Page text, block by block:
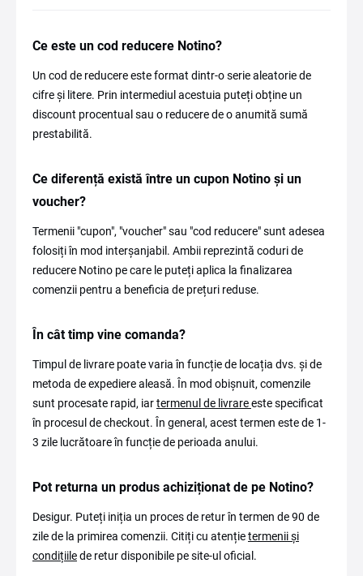
Ce este un cod reducere Notino?
Un cod de reducere este format dintr-o serie aleatorie de
cifre și litere. Prin intermediul acestuia puteți obține un
discount procentual sau o reducere de o anumită sumă
prestabilită.
Ce diferență există între un cupon Notino și un
voucher?
Termenii "cupon", "voucher" sau "cod reducere" sunt adesea
folosiți în mod interșanjabil. Ambii reprezintă coduri de
reducere Notino pe care le puteți aplica la finalizarea
comenzii pentru a beneficia de prețuri reduse.
În cât timp vine comanda?
Timpul de livrare poate varia în funcție de locația dvs. și de
metoda de expediere aleasă. În mod obișnuit, comenzile
sunt procesate rapid, iartermenul de livrareeste specificat
în procesul de checkout. În general, acest termen este de 1-
3 zile lucrătoare în funcție de perioada anului.
Pot returna un produs achiziționat de pe Notino?
Desigur. Puteți iniția un proces de retur în termen de 90 de
zile de la primirea comenzii. Citiți cu atențietermenii și
condițiilede retur disponibile pe site-ul oficial.